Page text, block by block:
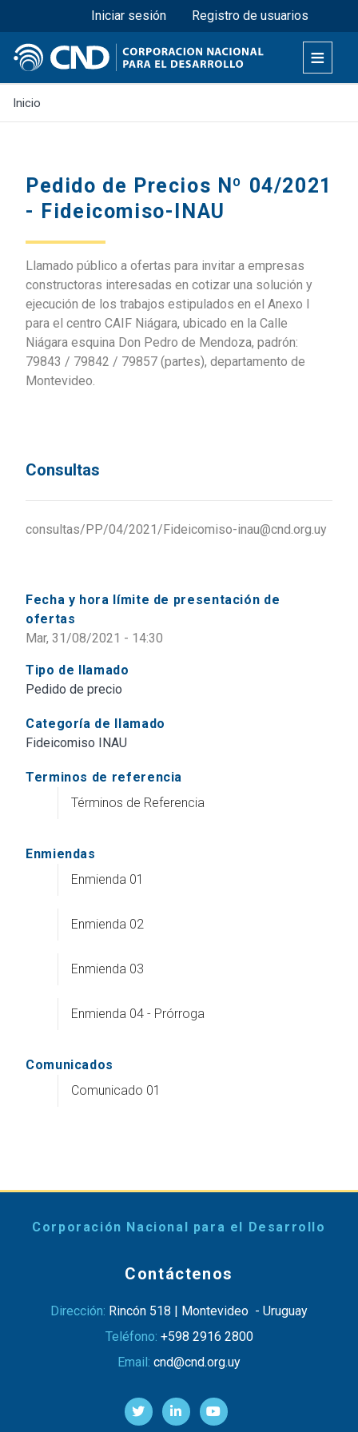
Pasar
al
contenido
principal
Menú superior
Iniciar sesión Registro de usuarios
Inicio
Fecha y hora límite de presentación de
ofertas
Mar, 31/08/2021 - 14:30
Tipo de llamado
Pedido de precio
Categoría de llamado
Fideicomiso INAU
Terminos de referencia
Términos de Referencia
Enmiendas
Enmienda 01
Enmienda 02
Enmienda 03
Enmienda 04 - Prórroga
Comunicados
Comunicado 01
Pedido de Precios Nº 04/2021
- Fideicomiso-INAU
Llamado público a ofertas para invitar a empresas
constructoras interesadas en cotizar una solución y
ejecución de los trabajos estipulados en el Anexo I
para el centro CAIF Niágara, ubicado en la Calle
Niágara esquina Don Pedro de Mendoza, padrón:
79843 / 79842 / 79857 (partes), departamento de
Montevideo.
Consultas
consultas/PP/04/2021/Fideicomiso-inau@cnd.org.uy
Corporación Nacional para el Desarrollo
Contáctenos
Dirección: Rincón 518 | Montevideo - Uruguay
Teléfono: +598 2916 2800
Email: cnd@cnd.org.uy